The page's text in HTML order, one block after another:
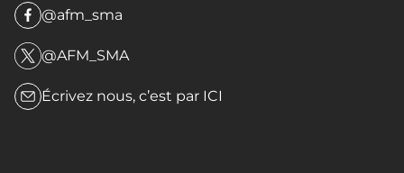
@afm_sma
@AFM_SMA
Écrivez nous, c’est par ICI